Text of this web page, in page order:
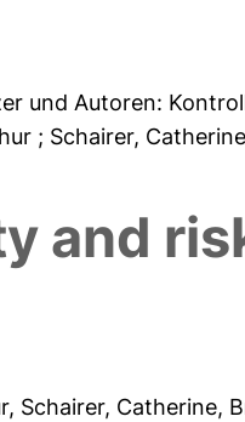
und Autoren:
; Schairer, Catherine
and
, Schairer, Catherine,